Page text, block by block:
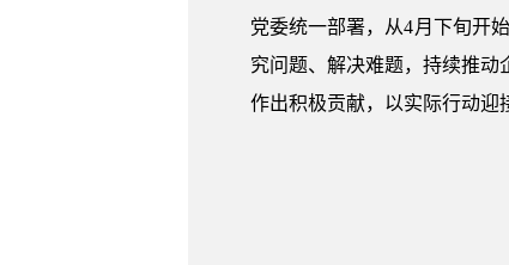
党委统一部署，从4月下旬开
究问题、解决难题，持续推动
作出积极贡献，以实际行动迎